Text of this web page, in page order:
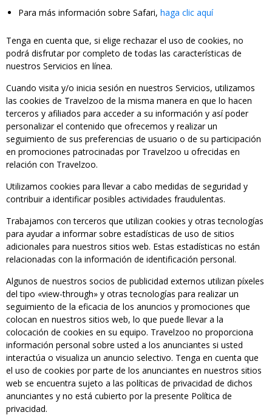
Para más información sobre Safari, haga clic aquí
Tenga en cuenta que, si elige rechazar el uso de cookies, no
podrá disfrutar por completo de todas las características de
nuestros Servicios en línea.
Cuando visita y/o inicia sesión en nuestros Servicios, utilizamos
las cookies de Travelzoo de la misma manera en que lo hacen
terceros y afiliados para acceder a su información y así poder
personalizar el contenido que ofrecemos y realizar un
seguimiento de sus preferencias de usuario o de su participación
en promociones patrocinadas por Travelzoo u ofrecidas en
relación con Travelzoo.
Utilizamos cookies para llevar a cabo medidas de seguridad y
contribuir a identificar posibles actividades fraudulentas.
Trabajamos con terceros que utilizan cookies y otras tecnologías
para ayudar a informar sobre estadísticas de uso de sitios
adicionales para nuestros sitios web. Estas estadísticas no están
relacionadas con la información de identificación personal.
Algunos de nuestros socios de publicidad externos utilizan píxeles
del tipo «view-through» y otras tecnologías para realizar un
seguimiento de la eficacia de los anuncios y promociones que
colocan en nuestros sitios web, lo que puede llevar a la
colocación de cookies en su equipo. Travelzoo no proporciona
información personal sobre usted a los anunciantes si usted
interactúa o visualiza un anuncio selectivo. Tenga en cuenta que
el uso de cookies por parte de los anunciantes en nuestros sitios
web se encuentra sujeto a las políticas de privacidad de dichos
anunciantes y no está cubierto por la presente Política de
privacidad.